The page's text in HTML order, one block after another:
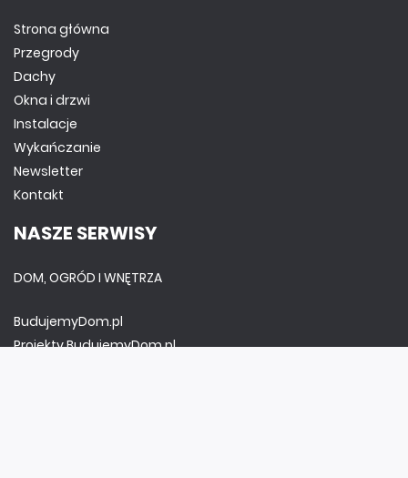
Strona główna
Przegrody
Dachy
Okna i drzwi
Instalacje
Wykańczanie
Newsletter
Kontakt
NASZE SERWISY
DOM, OGRÓD I WNĘTRZA
BudujemyDom.pl
Projekty.BudujemyDom.pl